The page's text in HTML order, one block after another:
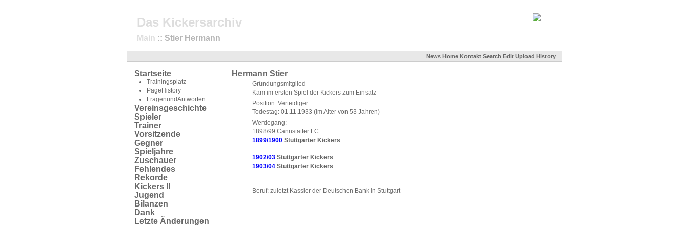
Das Kickersarchiv
Main :: Stier Hermann
News Home Kontakt Search Edit Upload History
Startseite
Trainingsplatz
PageHistory
FragenundAntworten
Vereinsgeschichte
Spieler
Trainer
Vorsitzende
Gegner
Spieljahre
Zuschauer
Fehlendes
Rekorde
Kickers II
Jugend
Bilanzen
Dank
Letzte Änderungen
Hermann Stier
Gründungsmitglied
Kam im ersten Spiel der Kickers zum Einsatz
Position: Verteidiger
Todestag: 01.11.1933 (im Alter von 53 Jahren)
Werdegang:
1898/99 Cannstatter FC
1899/1900 Stuttgarter Kickers
1902/03 Stuttgarter Kickers
1903/04 Stuttgarter Kickers
Beruf: zuletzt Kassier der Deutschen Bank in Stuttgart